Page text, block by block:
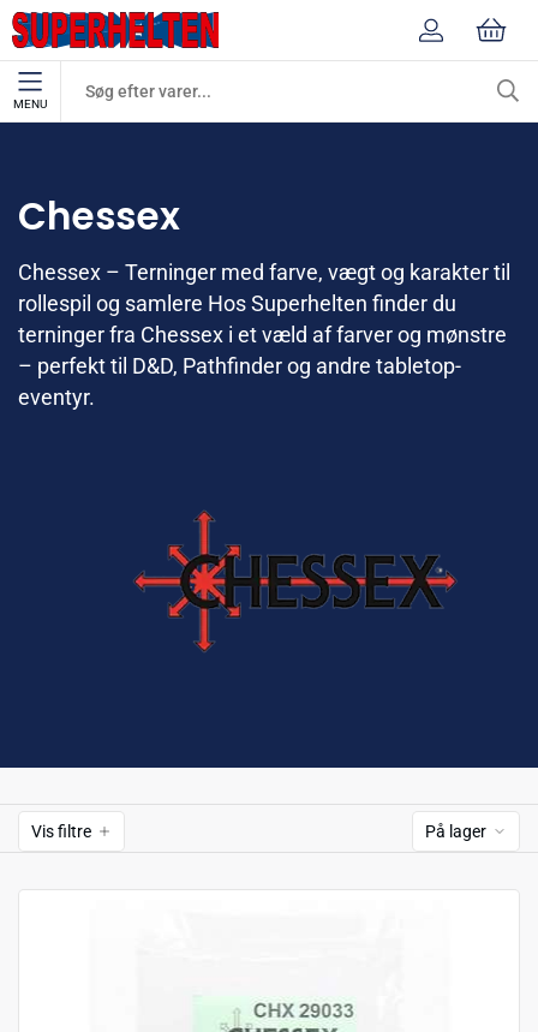
MENU
Chessex
Chessex – Terninger med farve, vægt og karakter til
rollespil og samlere Hos Superhelten finder du
terninger fra Chessex i et væld af farver og mønstre
– perfekt til D&D, Pathfinder og andre tabletop-
eventyr.
Vis filtre På lager